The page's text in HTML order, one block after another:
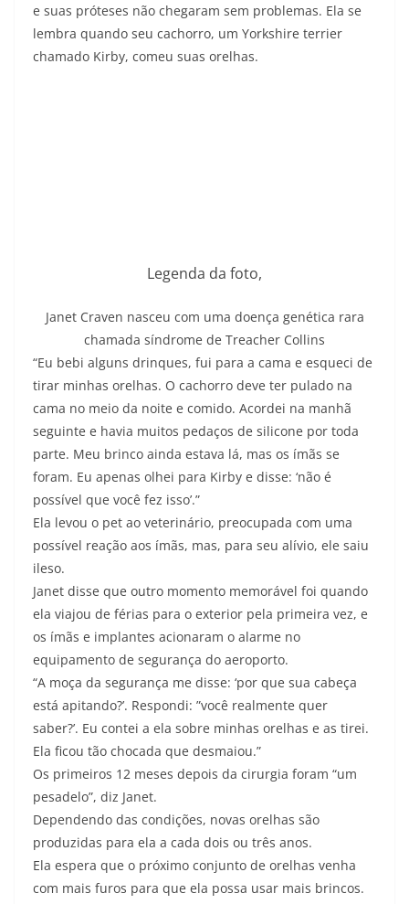
e suas próteses não chegaram sem problemas. Ela se
lembra quando seu cachorro, um Yorkshire terrier
chamado Kirby, comeu suas orelhas.
Legenda da foto,
Janet Craven nasceu com uma doença genética rara
chamada síndrome de Treacher Collins
“Eu bebi alguns drinques, fui para a cama e esqueci de
tirar minhas orelhas. O cachorro deve ter pulado na
cama no meio da noite e comido. Acordei na manhã
seguinte e havia muitos pedaços de silicone por toda
parte. Meu brinco ainda estava lá, mas os ímãs se
foram. Eu apenas olhei para Kirby e disse: ‘não é
possível que você fez isso’.”
Ela levou o pet ao veterinário, preocupada com uma
possível reação aos ímãs, mas, para seu alívio, ele saiu
ileso.
Janet disse que outro momento memorável foi quando
ela viajou de férias para o exterior pela primeira vez, e
os ímãs e implantes acionaram o alarme no
equipamento de segurança do aeroporto.
“A moça da segurança me disse: ‘por que sua cabeça
está apitando?’. Respondi: ”você realmente quer
saber?’. Eu contei a ela sobre minhas orelhas e as tirei.
Ela ficou tão chocada que desmaiou.”
Os primeiros 12 meses depois da cirurgia foram “um
pesadelo”, diz Janet.
Dependendo das condições, novas orelhas são
produzidas para ela a cada dois ou três anos.
Ela espera que o próximo conjunto de orelhas venha
com mais furos para que ela possa usar mais brincos.